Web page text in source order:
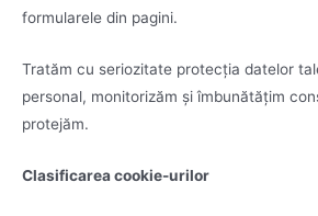
formularele din pagini.
Tratăm cu seriozitate protecția datelor
personal, monitorizăm și îmbunătățim
protejăm.
Clasificarea cookie-urilor